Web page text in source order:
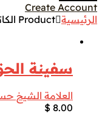
Create Account
الرئيسية Product الكاتب
سفينة
العلامة الشيخ
$ 8.00